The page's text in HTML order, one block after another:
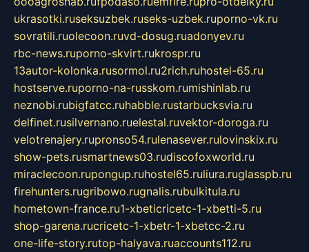
ukrasotki.ruseksuzbek.ruseks-uzbek.ruporno-vk.ru
sovratili.ruolecoon.ruvd-dosug.ruadonyev.ru
rbc-news.ruporno-skvirt.rukrospr.ru
13autor-kolonka.rusormol.ru2rich.ruhostel-65.ru
hostserve.ruporno-na-russkom.rumishinlab.ru
neznobi.rubigfatcc.ruhabble.rustarbucksvia.ru
delfinet.rusilvernano.ruelestal.ruvektor-doroga.ru
velotrenajery.rupronso54.rulenasever.rulovinskix.ru
show-pets.rusmartnews03.rudiscofoxworld.ru
miraclecoon.rupongup.ruhostel65.ruliura.ruglasspb.ru
firehunters.rugribowo.rugnalis.rubulkitula.ru
hometown-france.ru1-xbeticricetc-1-xbetti-5.ru
shop-garena.rucricetc-1-xbetr-1-xbetcc-2.ru
one-life-story.rutop-halyava.ruaccounts112.ru